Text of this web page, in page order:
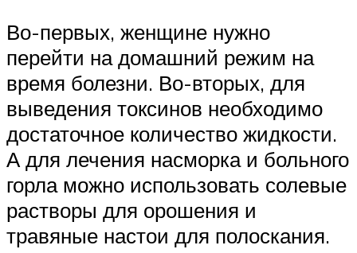
Во-первых, женщине нужно
перейти на домашний режим на
время болезни. Во-вторых, для
выведения токсинов необходимо
достаточное количество жидкости.
А для лечения насморка и больного
горла можно использовать солевые
растворы для орошения и
травяные настои для полоскания.